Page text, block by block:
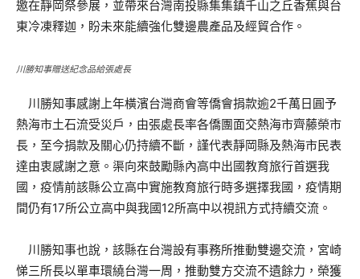
邀在靜岡祭參展，並帶來台灣南投縣集集鎮千山之丘香蕉與台
東冷凍釋迦，盼未來能續強化雙邊農產品及經貿合作。
川勝知事贈送紀念品給張處長
川勝知事感謝上年橫濱台灣商會等僑會捐款逾2千萬日圓予
熱海市土石流受災戶，由張處長率各僑團面交熱海市齊藤榮市
長，至今捐款及關心仍持續不斷，謹代表靜岡縣及熱海市民表
達由衷感謝之意。渠向來鼓勵縣內高中出國教育旅行首選我
國，疫情前該縣公立高中實施教育旅行時多選擇我國，疫情期
間仍有17所公立高中與我國12所高中以視訊方式持續交流。
川勝知事也說，該縣在台灣設有事務所推動雙邊交流，宮崎
悌三所長以單車環繞台灣一周，推動雙方交流不遺餘力，榮獲